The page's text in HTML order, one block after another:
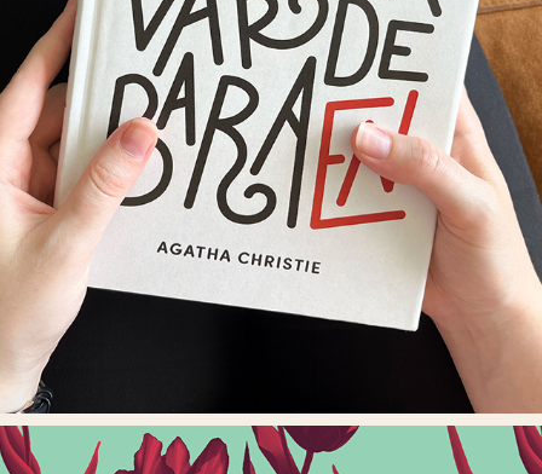
OCH SÅ VAR DE BARA EN